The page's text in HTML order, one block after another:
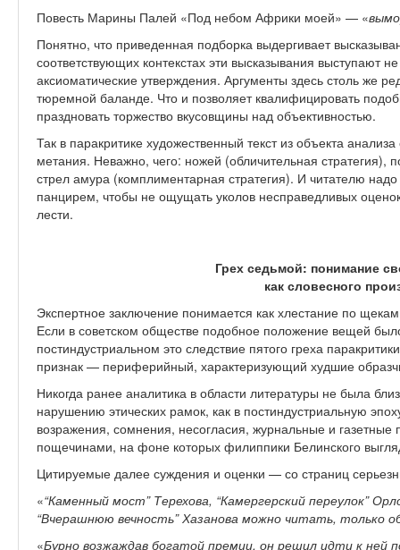
Повесть Марины Палей «Под небом Африки моей» — «
Понятно, что приведенная подборка выдергивает
соответствующих контекстах эти высказывания выступают
аксиоматические утверждения. Аргументы здесь столь же
тюремной баланде. Что и позволяет квалифицировать
праздновать торжество вкусовщины над объективностью.
Так в паракритике художественный текст из объекта
метания. Неважно, чего: ножей (обличительная стратегия),
стрел амура (комплиментарная стратегия). И читателю
панцирем, чтобы не ощущать уколов несправедливых
лести.
Грех седьмой: понимание
как словесного
Экспертное заключение понимается как хлестание по
Если в советском обществе подобное положение вещей
постиндустриальном это следствие пятого греха
признак — периферийный, характеризующий худшие
Никогда ранее аналитика в области литературы не была
нарушению этических рамок, как в постиндустриальную
возражения, сомнения, несогласия, журнальные и газетные
пощечинами, на фоне которых филиппики Белинского
Цитируемые далее суждения и оценки — со страниц
«“Каменный мост” Терехова, “Камергерский переулок”
“Вчерашнюю вечность” Хазанова можно читать, только
«Бурно возжаждав богатой премии, он решил идти к ней